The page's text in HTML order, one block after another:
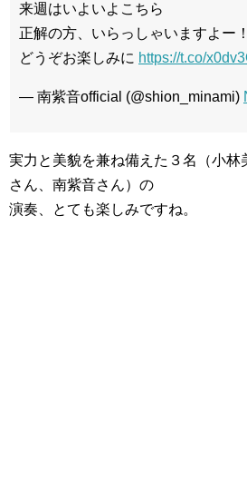
来週はいよいよこちら
正解の方、いらっしゃいますよー！
どうぞお楽しみに https://t.co/
— 南紫音official (@shion_minami)
実力と美貌を兼ね備えた３名（小林
さん、南紫音さん）の
演奏、とても楽しみですね。